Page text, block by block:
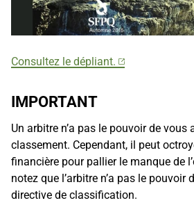
Consultez le dépliant.
IMPORTANT
Un arbitre n’a pas le pouvoir de vous
classement. Cependant, il peut
financière pour pallier le manque de
notez que l’arbitre n’a pas le pouvoir
directive de classification.